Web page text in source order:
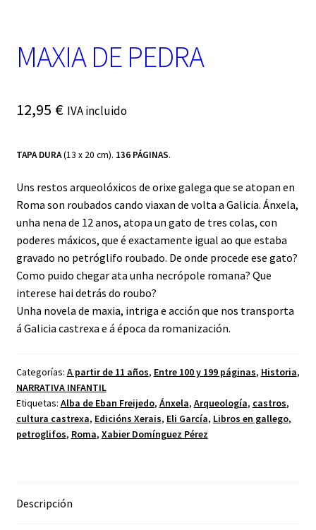
oMAXIA DE PEDRA
12,95 € IVA incluido
TAPA DURA(13 x 20 cm). 136 PÁGINAS.
Uns restos arqueolóxicos de orixe galega que se atopan en
Roma son roubados cando viaxan de volta a Galicia. Ánxela,
unha nena de 12 anos, atopa un gato de tres colas, con
poderes máxicos, que é exactamente igual ao que estaba
gravado no petróglifo roubado. De onde procede ese gato?
Como puido chegar ata unha necrópole romana? Que
interese hai detrás do roubo?
Unha novela de maxia, intriga e acción que nos transporta
á Galicia castrexa e á época da romanización.
Categorías: A partir de 11 años, Entre 100 y 199 páginas, Historia,
NARRATIVA INFANTIL
Etiquetas: Alba de Eban Freijedo, Ánxela, Arqueología, castros,
cultura castrexa, Edicións Xerais, Eli García, Libros en gallego,
petroglifos, Roma, Xabier Domínguez Pérez
Descripción